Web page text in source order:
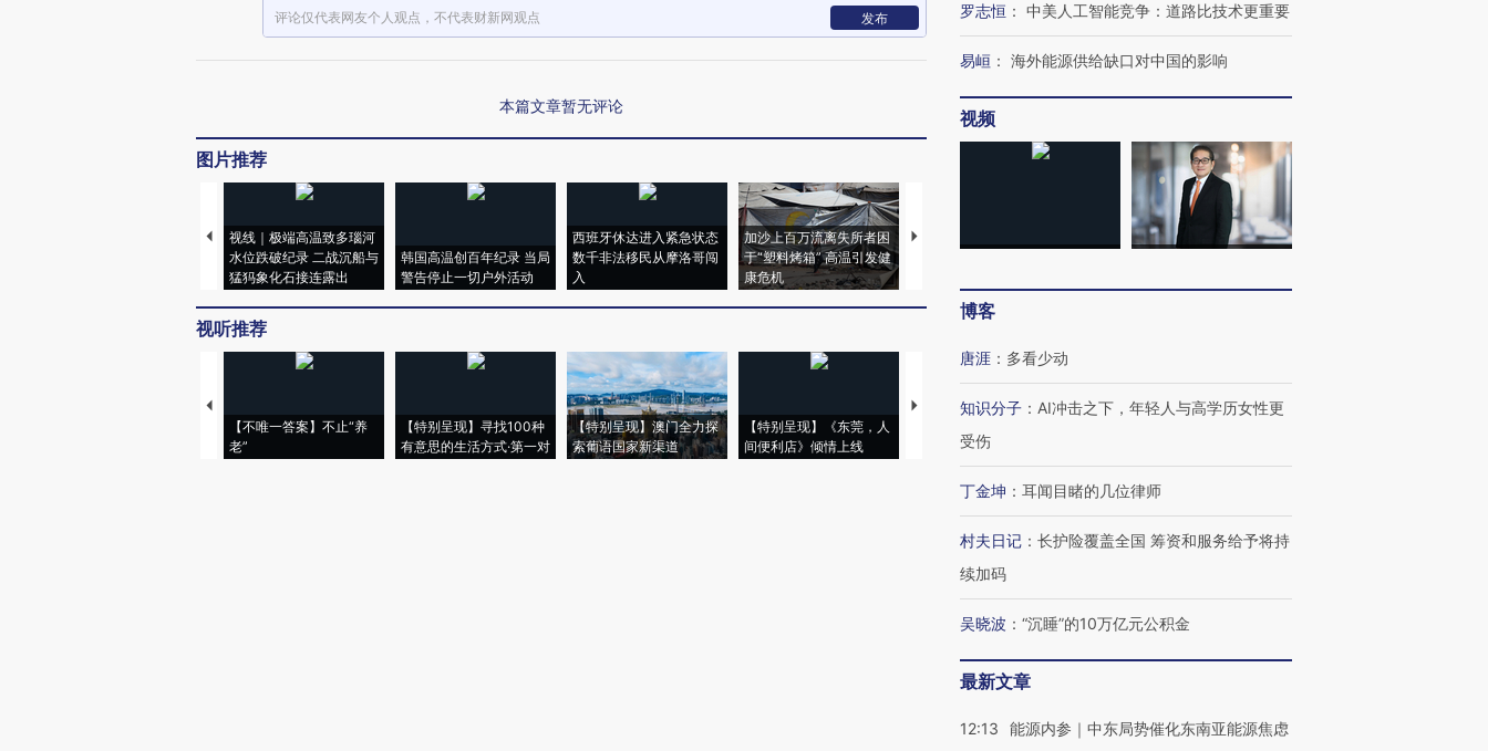
评论仅代表网友个人观点，不代表财新网观点 发布
本篇文章暂无评论
图片推荐
视线｜极端高温致多瑙河
水位跌破纪录 二战沉船与
猛犸象化石接连露出
韩国高温创百年纪录 当局
警告停止一切户外活动
西班牙休达进入紧急状态
数千非法移民从摩洛哥闯
入
加沙上百万流离失所者困
于“塑料烤箱” 高温引发健
康危机
视线｜HYROX的吸金
马航飞行员跨国走私7万
视线｜被称为“蟑螂”的印
视听推荐
【不唯一答案】不止“养
老”
【特别呈现】寻找100种
有意思的生活方式·第一对
【特别呈现】澳门全力探
索葡语国家新渠道
【特别呈现】《东莞，人
间便利店》倾情上线
【推广】走进第四届链博
【商旅对话】华住集团
罗志恒 ： 中美人工智能竞争：道路比技术更重要
易峘 ： 海外能源供给缺口对中国的影响
视频
博客
唐涯 ： 多看少动
知识分子 ： AI冲击之下，年轻人与高学历女性更
受伤
丁金坤 ： 耳闻目睹的几位律师
村夫日记 ： 长护险覆盖全国 筹资和服务给予将持
续加码
吴晓波 ： “沉睡”的10万亿元公积金
最新文章
12:13
能源内参｜中东局势催化东南亚能源焦虑